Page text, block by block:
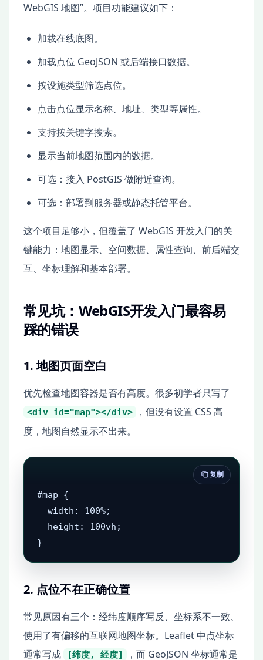
WebGIS 地图”。项目功能建议如下：
加载在线底图。
加载点位 GeoJSON 或后端接口数据。
按设施类型筛选点位。
点击点位显示名称、地址、类型等属性。
支持按关键字搜索。
显示当前地图范围内的数据。
可选：接入 PostGIS 做附近查询。
可选：部署到服务器或静态托管平台。
这个项目足够小，但覆盖了 WebGIS 开发入门的关
键能力：地图显示、空间数据、属性查询、前后端交
互、坐标理解和基本部署。
常见坑：WebGIS开发入门最容易
踩的错误
1. 地图页面空白
优先检查地图容器是否有高度。很多初学者只写了
<div id="map"></div>
，但没有设置 CSS 高
度，地图自然显示不出来。
#map {
  width: 100%;
  height: 100vh;
}
复制
2. 点位不在正确位置
常见原因有三个：经纬度顺序写反、坐标系不一致、
使用了有偏移的互联网地图坐标。Leaflet 中点坐标
通常写成
[纬度, 经度] ，而 GeoJSON 坐标通常是